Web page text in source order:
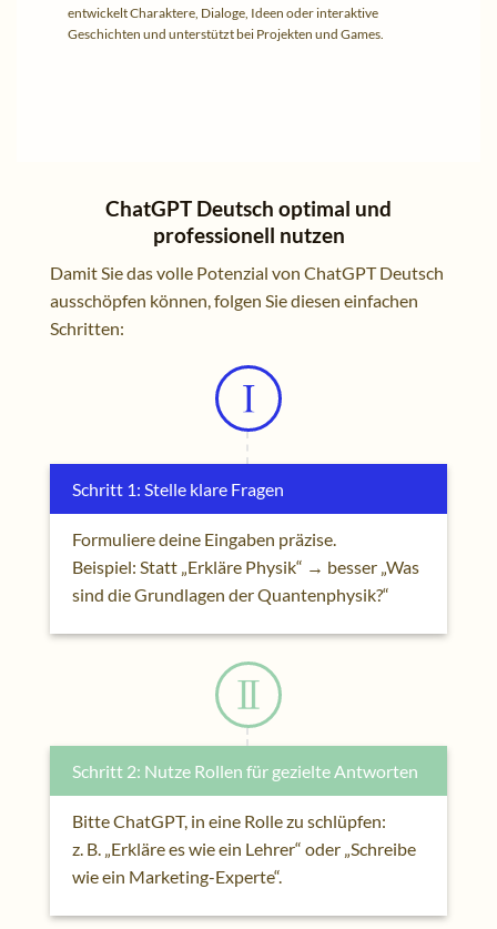
entwickelt Charaktere, Dialoge, Ideen oder interaktive
Geschichten und unterstützt bei Projekten und Games.
ChatGPT Deutsch optimal und
professionell nutzen
Damit Sie das volle Potenzial von ChatGPT Deutsch
ausschöpfen können, folgen Sie diesen einfachen
Schritten:
Schritt 1: Stelle klare Fragen
Formuliere deine Eingaben präzise.
Beispiel: Statt „Erkläre Physik“ → besser „Was
sind die Grundlagen der Quantenphysik?“
Schritt 2: Nutze Rollen für gezielte Antworten
Bitte ChatGPT, in eine Rolle zu schlüpfen:
z. B. „Erkläre es wie ein Lehrer“ oder „Schreibe
wie ein Marketing-Experte“.